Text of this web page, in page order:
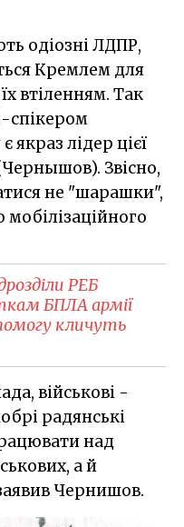
одіозні ЛДПР,
Кремлем для
втіленням. Так
спікером
якраз лідер цієї
Звісно,
не "шарашки",
РЕБ
БПЛА армії
кличуть
військові -
радянські
над
а й
Чернишов.